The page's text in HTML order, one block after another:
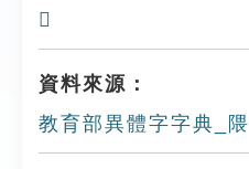
𨺯
資料來源：
教育部異體字字典_隈